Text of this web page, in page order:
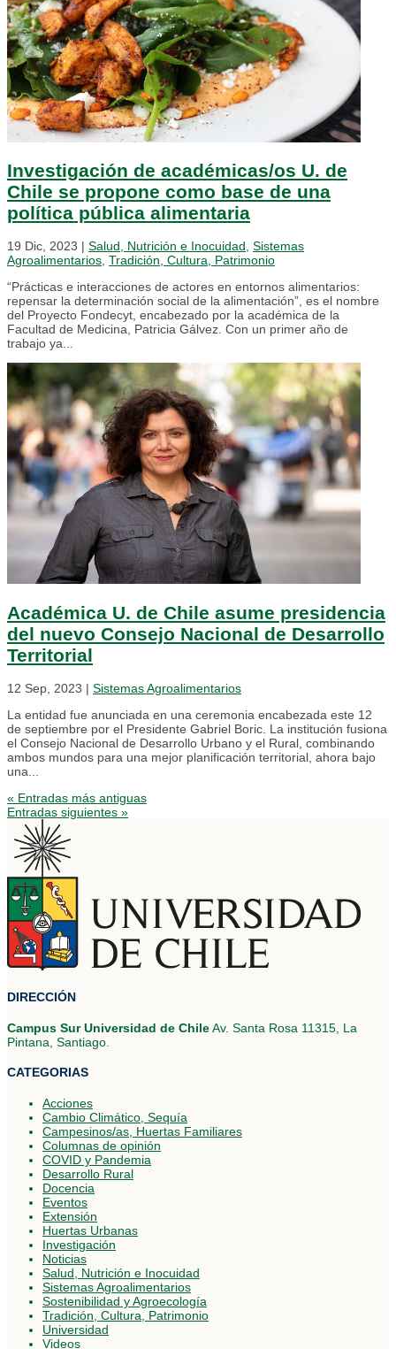
Investigación de académicas/os U. de
Chile se propone como base de una
política pública alimentaria
19 Dic, 2023 | Salud, Nutrición e Inocuidad, Sistemas
Agroalimentarios, Tradición, Cultura, Patrimonio
“Prácticas e interacciones de actores en entornos alimentarios:
repensar la determinación social de la alimentación”, es el nombre
del Proyecto Fondecyt, encabezado por la académica de la
Facultad de Medicina, Patricia Gálvez. Con un primer año de
trabajo ya...
Académica U. de Chile asume presidencia
del nuevo Consejo Nacional de Desarrollo
Territorial
12 Sep, 2023 | Sistemas Agroalimentarios
La entidad fue anunciada en una ceremonia encabezada este 12
de septiembre por el Presidente Gabriel Boric. La institución fusiona
el Consejo Nacional de Desarrollo Urbano y el Rural, combinando
ambos mundos para una mejor planificación territorial, ahora bajo
una...
« Entradas más antiguas
Entradas siguientes »
DIRECCIÓN
Campus Sur Universidad de ChileAv. Santa Rosa 11315, La
Pintana, Santiago.
CATEGORIAS
Acciones
Cambio Climático, Sequía
Campesinos/as, Huertas Familiares
Columnas de opinión
COVID y Pandemia
Desarrollo Rural
Docencia
Eventos
Extensión
Huertas Urbanas
Investigación
Noticias
Salud, Nutrición e Inocuidad
Sistemas Agroalimentarios
Sostenibilidad y Agroecología
Tradición, Cultura, Patrimonio
Universidad
Videos